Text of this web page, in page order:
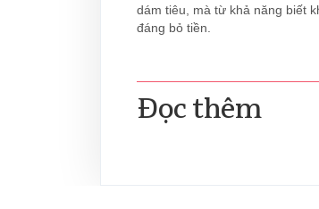
dám tiêu, mà từ khả năng biết
đáng bỏ tiền.
Đọc thêm